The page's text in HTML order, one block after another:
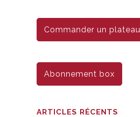
Commander un plateau
Abonnement box
ARTICLES RÉCENTS